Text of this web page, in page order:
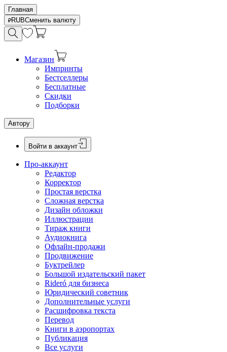
Главная
RUBСменить валюту
Магазин
Импринты
Бестселлеры
Бесплатные
Скидки
Подборки
Автору
Войти в аккаунт
Про-аккаунт
Редактор
Корректор
Простая верстка
Сложная верстка
Дизайн обложки
Иллюстрации
Тираж книги
Аудиокнига
Офлайн-продажи
Продвижение
Буктрейлер
Большой издательский пакет
Rideró для бизнеса
Юридический советник
Дополнительные услуги
Расшифровка текста
Перевод
Книги в аэропортах
Публикация
Все услуги